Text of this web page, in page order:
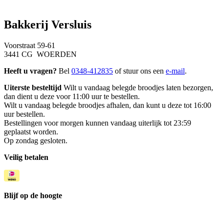
Bakkerij Versluis
Voorstraat 59-61
3441 CG WOERDEN
Heeft u vragen? Bel 0348-412835 of stuur ons een e-mail.
Uiterste besteltijd Wilt u vandaag belegde broodjes laten bezorgen,
dan dient u deze voor 11:00 uur te bestellen.
Wilt u vandaag belegde broodjes afhalen, dan kunt u deze tot 16:00
uur bestellen.
Bestellingen voor morgen kunnen vandaag uiterlijk tot 23:59
geplaatst worden.
Op zondag gesloten.
Veilig betalen
Blijf op de hoogte